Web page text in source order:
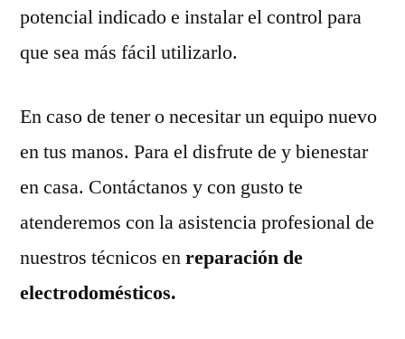
potencial indicado e instalar el control para
que sea más fácil utilizarlo.
En caso de tener o necesitar un equipo nuevo
en tus manos. Para el disfrute de y bienestar
en casa. Contáctanos y con gusto te
atenderemos con la asistencia profesional de
nuestros técnicos enreparación de
electrodomésticos.